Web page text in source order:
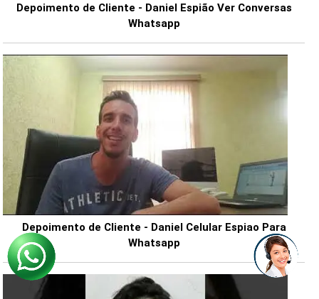
Depoimento de Cliente - Daniel Espião Ver Conversas
Whatsapp
Depoimento de Cliente - Daniel Celular Espiao Para
Whatsapp